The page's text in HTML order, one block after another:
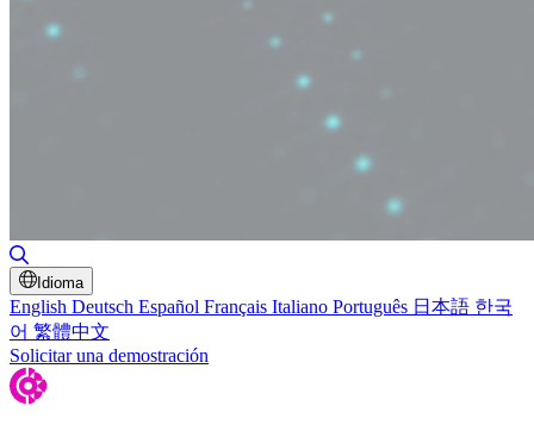
Idioma
English Deutsch Español Français Italiano Português 日本語 한국
어 繁體中文
Solicitar una demostración